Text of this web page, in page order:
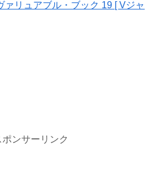
ァリュアブル・ブック 19 [ Vジャ
ポンサーリンク